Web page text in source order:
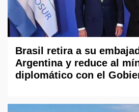
Brasil retira a su
Argentina y reduce al
diplomático con el